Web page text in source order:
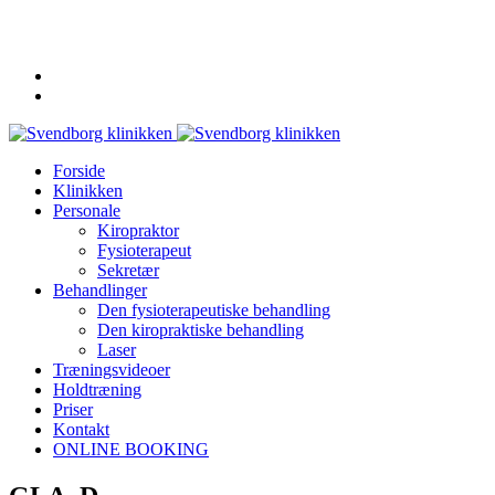
Forside
Klinikken
Personale
Kiropraktor
Fysioterapeut
Sekretær
Behandlinger
Den fysioterapeutiske behandling
Den kiropraktiske behandling
Laser
Træningsvideoer
Holdtræning
Priser
Kontakt
ONLINE BOOKING